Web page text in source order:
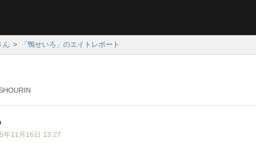
ん 「鴨せいろ」のエイトレポート
年11月16日 13:27